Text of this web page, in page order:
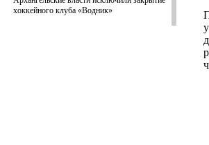
хоккейного клуба «Водник»